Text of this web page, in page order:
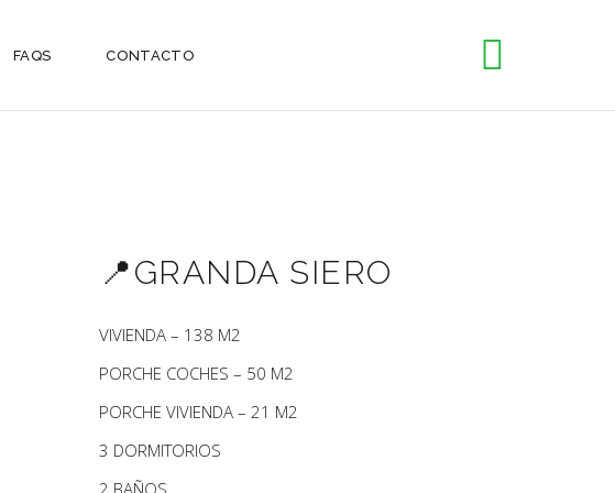
FAQS CONTACTO
📍​GRANDA SIERO
VIVIENDA – 138 M2
PORCHE COCHES – 50 M2
PORCHE VIVIENDA – 21 M2
3 DORMITORIOS
2 BAÑOS